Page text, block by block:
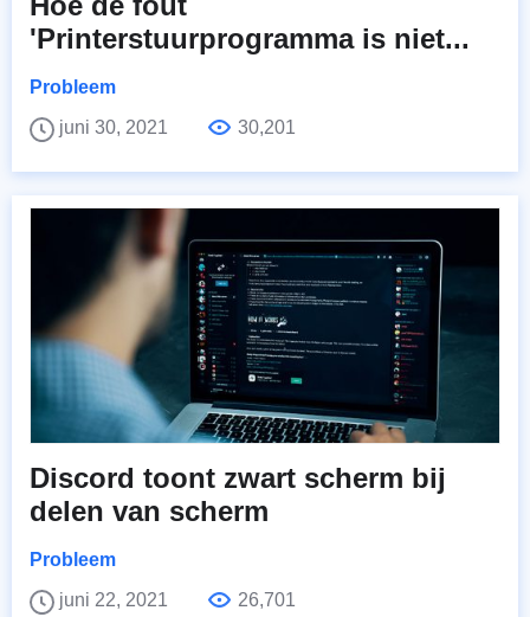
'Printerstuurprogramma is niet...
Probleem
juni 30, 2021
30,201
Discord toont zwart scherm bij
delen van scherm
Probleem
juni 22, 2021
26,701